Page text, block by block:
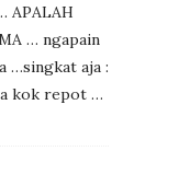
APALAH
… ngapain
…singkat aja :
kok repot …